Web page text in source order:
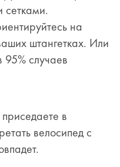
сетками.
на
штангетках. Или
случаев
в
велосипед с